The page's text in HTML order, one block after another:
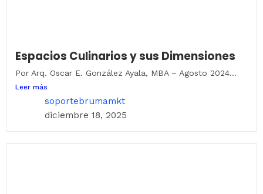
Espacios Culinarios y sus Dimensiones
Por Arq. Oscar E. González Ayala, MBA – Agosto 2024...
Leer más
soportebrumamkt
diciembre 18, 2025